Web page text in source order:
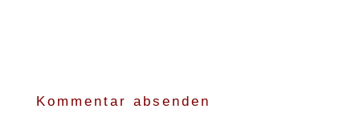
Kommentar absenden